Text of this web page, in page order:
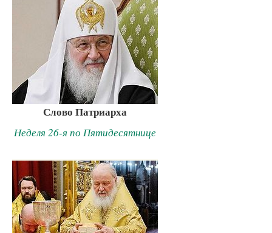
Слово Патриарха
Неделя 26-я по Пятидесятнице